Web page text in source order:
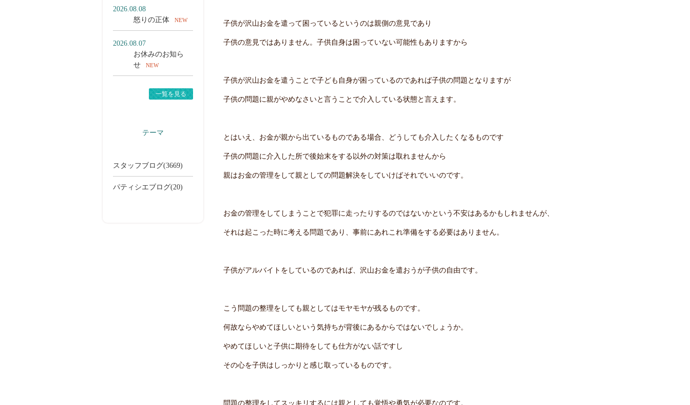
子供が沢山お金を遣って困っているというのは親側の意見であり
子供の意見ではありません。子供自身は困っていない可能性もありますから
子供が沢山お金を遣うことで子ども自身が困っているのであれば子供の問題となりますが
子供の問題に親がやめなさいと言うことで介入している状態と言えます。
とはいえ、お金が親から出ているものである場合、どうしても介入したくなるものです
子供の問題に介入した所で後始末をする以外の対策は取れませんから
親はお金の管理をして親としての問題解決をしていけばそれでいいのです。
お金の管理をしてしまうことで犯罪に走ったりするのではないかという不安はあるかもしれませんが、
それは起こった時に考える問題であり、事前にあれこれ準備をする必要はありません。
子供がアルバイトをしているのであれば、沢山お金を遣おうが子供の自由です。
こう問題の整理をしても親としてはモヤモヤが残るものです。
何故ならやめてほしいという気持ちが背後にあるからではないでしょうか。
やめてほしいと子供に期待をしても仕方がない話ですし
その心を子供はしっかりと感じ取っているものです。
問題の整理をしてスッキリするには親としても覚悟や勇気が必要なのです。
2026.08.08
怒りの正体
NEW
2026.08.07
お休みのお知ら
せ
NEW
一覧を見る
テーマ
スタッフブログ(3669)
パティシエブログ(20)